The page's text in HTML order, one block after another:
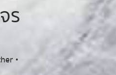
ร
•